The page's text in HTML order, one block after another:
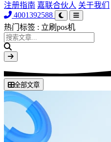
注册指南 嘉联合伙人 关于我们
4001392588
热门标签 : 立刷pos机
全部文章